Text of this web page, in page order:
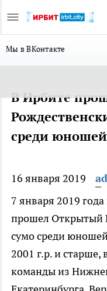
Мы в ВКонтакте
В Ирбите
среди юношей
16 января 2019
7 января 2019
прошел Открытый
сумо среди
2001 г.р. и
команды из